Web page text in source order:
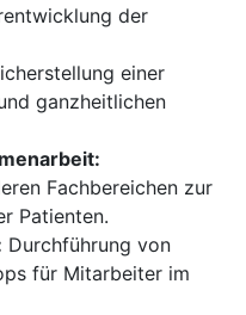
der
einer
ganzheitlichen
Fachbereichen zur
Patienten.
Durchführung von
für Mitarbeiter im